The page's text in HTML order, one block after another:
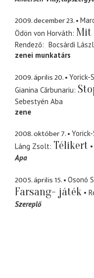
2009. december 23.
Ödön von Horváth Mit
Rendező
Bocsárdi
zenei munkatárs
2009. április 20.
Yorick-
Gianina Cărbunariu
Sebestyén Aba
zene
2008. október 7.
Láng Zsolt Télikert
Apa
2005. április 15. Osonó
Farsang- játék
Szereplő